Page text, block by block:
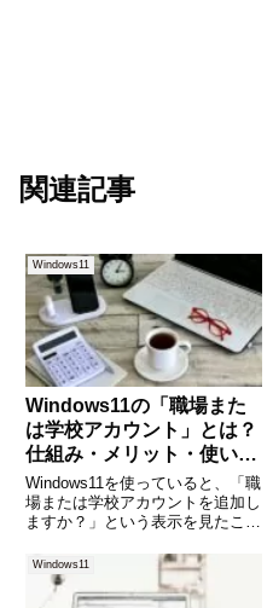
関連記事
Windows11
Windows11の「職場また
は学校アカウント」とは？
仕組み・メリット・使い方
を徹底解説
Windows11を使っていると、「職
場または学校アカウントを追加し
ますか？」という表示を見たこと
うか。しかし、「これは何？個人
のアカウントと何が違うの？」と
疑問に感じる人も少なくありませ
Windows11